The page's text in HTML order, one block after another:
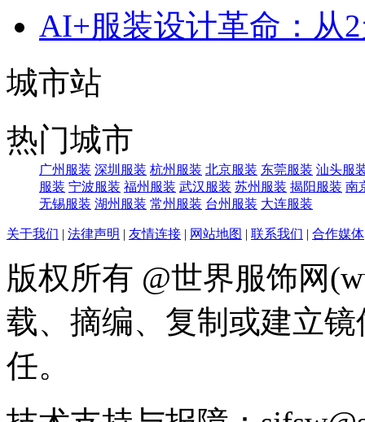
AI+服装设计革命：从
城市站
热门城市
广州服装 深圳服装 杭州服装 北京服装 东莞服装 汕头服
服装 宁波服装 福州服装 武汉服装 苏州服装 揭阳服装 南
无锡服装 湖州服装 常州服装 台州服装 大连服装
关于我们 | 法律声明 | 友情连接 | 网站地图 | 联系我们 | 合作媒体
版权所有 @世界服饰网
载、摘编、复制或建立
任。